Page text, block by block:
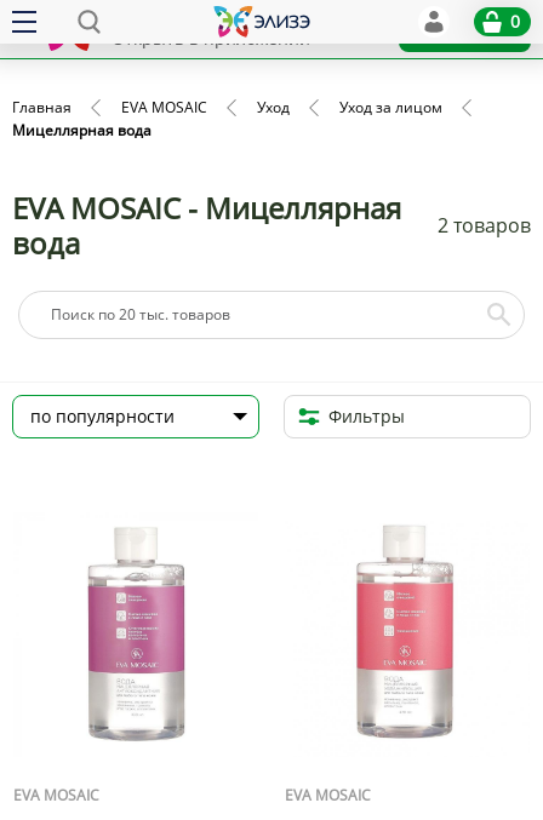
x
Открыть в приложении
Установить
0
Главная EVA MOSAIC Уход
Уход за лицом
Мицеллярная вода
EVA MOSAIC - Мицеллярная
вода
2 товаров
Фильтры
EVA MOSAIC EVA MOSAIC